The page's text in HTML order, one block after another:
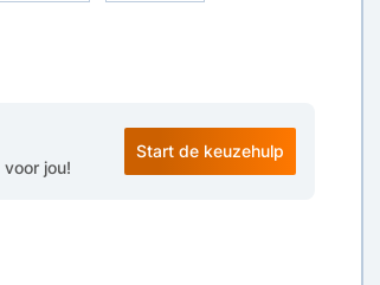
jou!
Start de keuzehulp